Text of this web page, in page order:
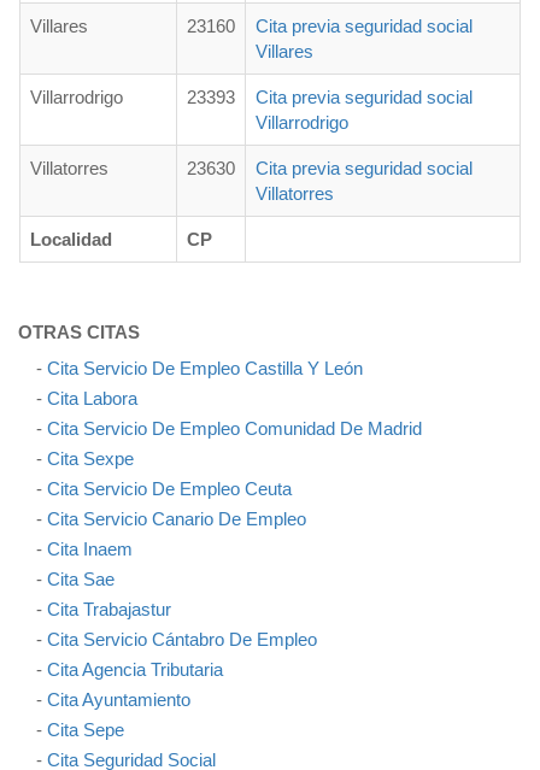
Villares 23160
Cita previa seguridad social
Villares
Villarrodrigo 23393
Cita previa seguridad social
Villarrodrigo
Villatorres 23630
Cita previa seguridad social
Villatorres
Localidad CP
OTRAS CITAS
- Cita Servicio De Empleo Castilla Y León
- Cita Labora
- Cita Servicio De Empleo Comunidad De Madrid
- Cita Sexpe
- Cita Servicio De Empleo Ceuta
- Cita Servicio Canario De Empleo
- Cita Inaem
- Cita Sae
- Cita Trabajastur
- Cita Servicio Cántabro De Empleo
- Cita Agencia Tributaria
- Cita Ayuntamiento
- Cita Sepe
- Cita Seguridad Social